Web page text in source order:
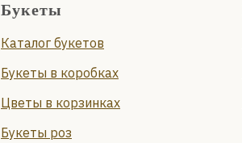
Букеты
Каталог букетов
Букеты в коробках
Цветы в корзинках
Букеты роз